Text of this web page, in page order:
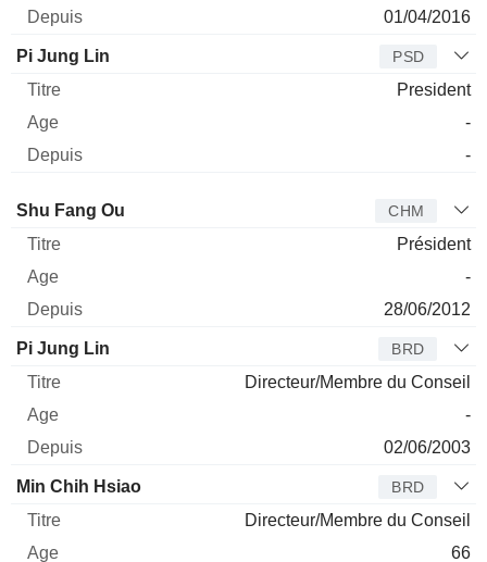
01/04/2016
Pi Jung Lin PSD
President
-
-
Administrateur
Shu Fang Ou CHM
Président
-
28/06/2012
Pi Jung Lin BRD
Directeur/Membre du Conseil
-
02/06/2003
Min Chih Hsiao BRD
Directeur/Membre du Conseil
66